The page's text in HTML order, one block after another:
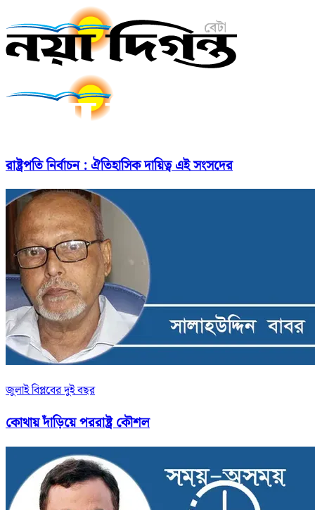
রাষ্ট্রপতি নির্বাচন : ঐতিহাসিক দায়িত্ব এই সংসদের
জুলাই বিপ্লবের দুই বছর
কোথায় দাঁড়িয়ে পররাষ্ট্র কৌশল